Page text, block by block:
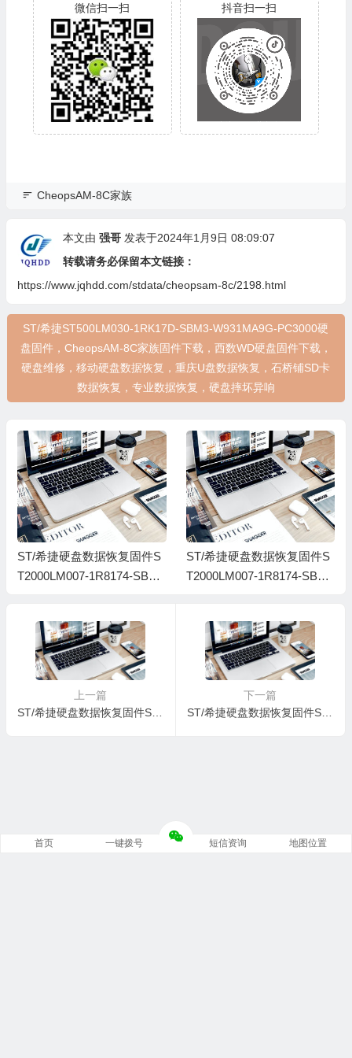
微信扫一扫
抖音扫一扫
CheopsAM-8C家族
本文由 强哥 发表于2024年1月9日 08:09:07
转载请务必保留本文链接：
https://www.jqhdd.com/stdata/cheopsam-8c/2198.html
ST/希捷ST500LM030-1RK17D-SBM3-W931MA9G-PC3000硬
盘固件，CheopsAM-8C家族固件下载，西数WD硬盘固件下载，
硬盘维修，移动硬盘数据恢复，重庆U盘数据恢复，石桥铺SD卡
数据恢复，专业数据恢复，硬盘摔坏异响
ST/希捷硬盘数据恢复固件S
T2000LM007-1R8174-SBK2
ST/希捷硬盘数据恢复固件S
T2000LM007-1R8174-SBK2
上一篇
ST/希捷硬盘数据恢复固件ST500LM030-1RK17D-SBM3-W931MA9G-MRT
下一篇
ST/希捷硬盘数据恢复固件ST1000LM035-1RK172-LVM1-WES1SAC6-PC3000
首页 一键拨号 短信资询 地图位置